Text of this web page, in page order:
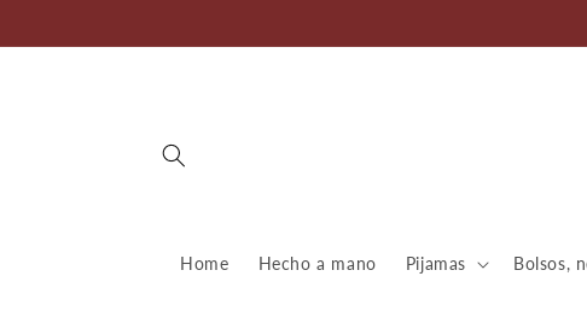
al contenido
Home Hecho a mano Pijamas Bolsos,